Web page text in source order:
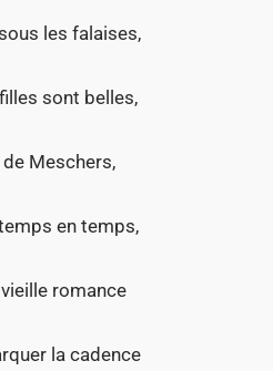
les falaises,
sont belles,
Meschers,
en temps,
romance
la cadence